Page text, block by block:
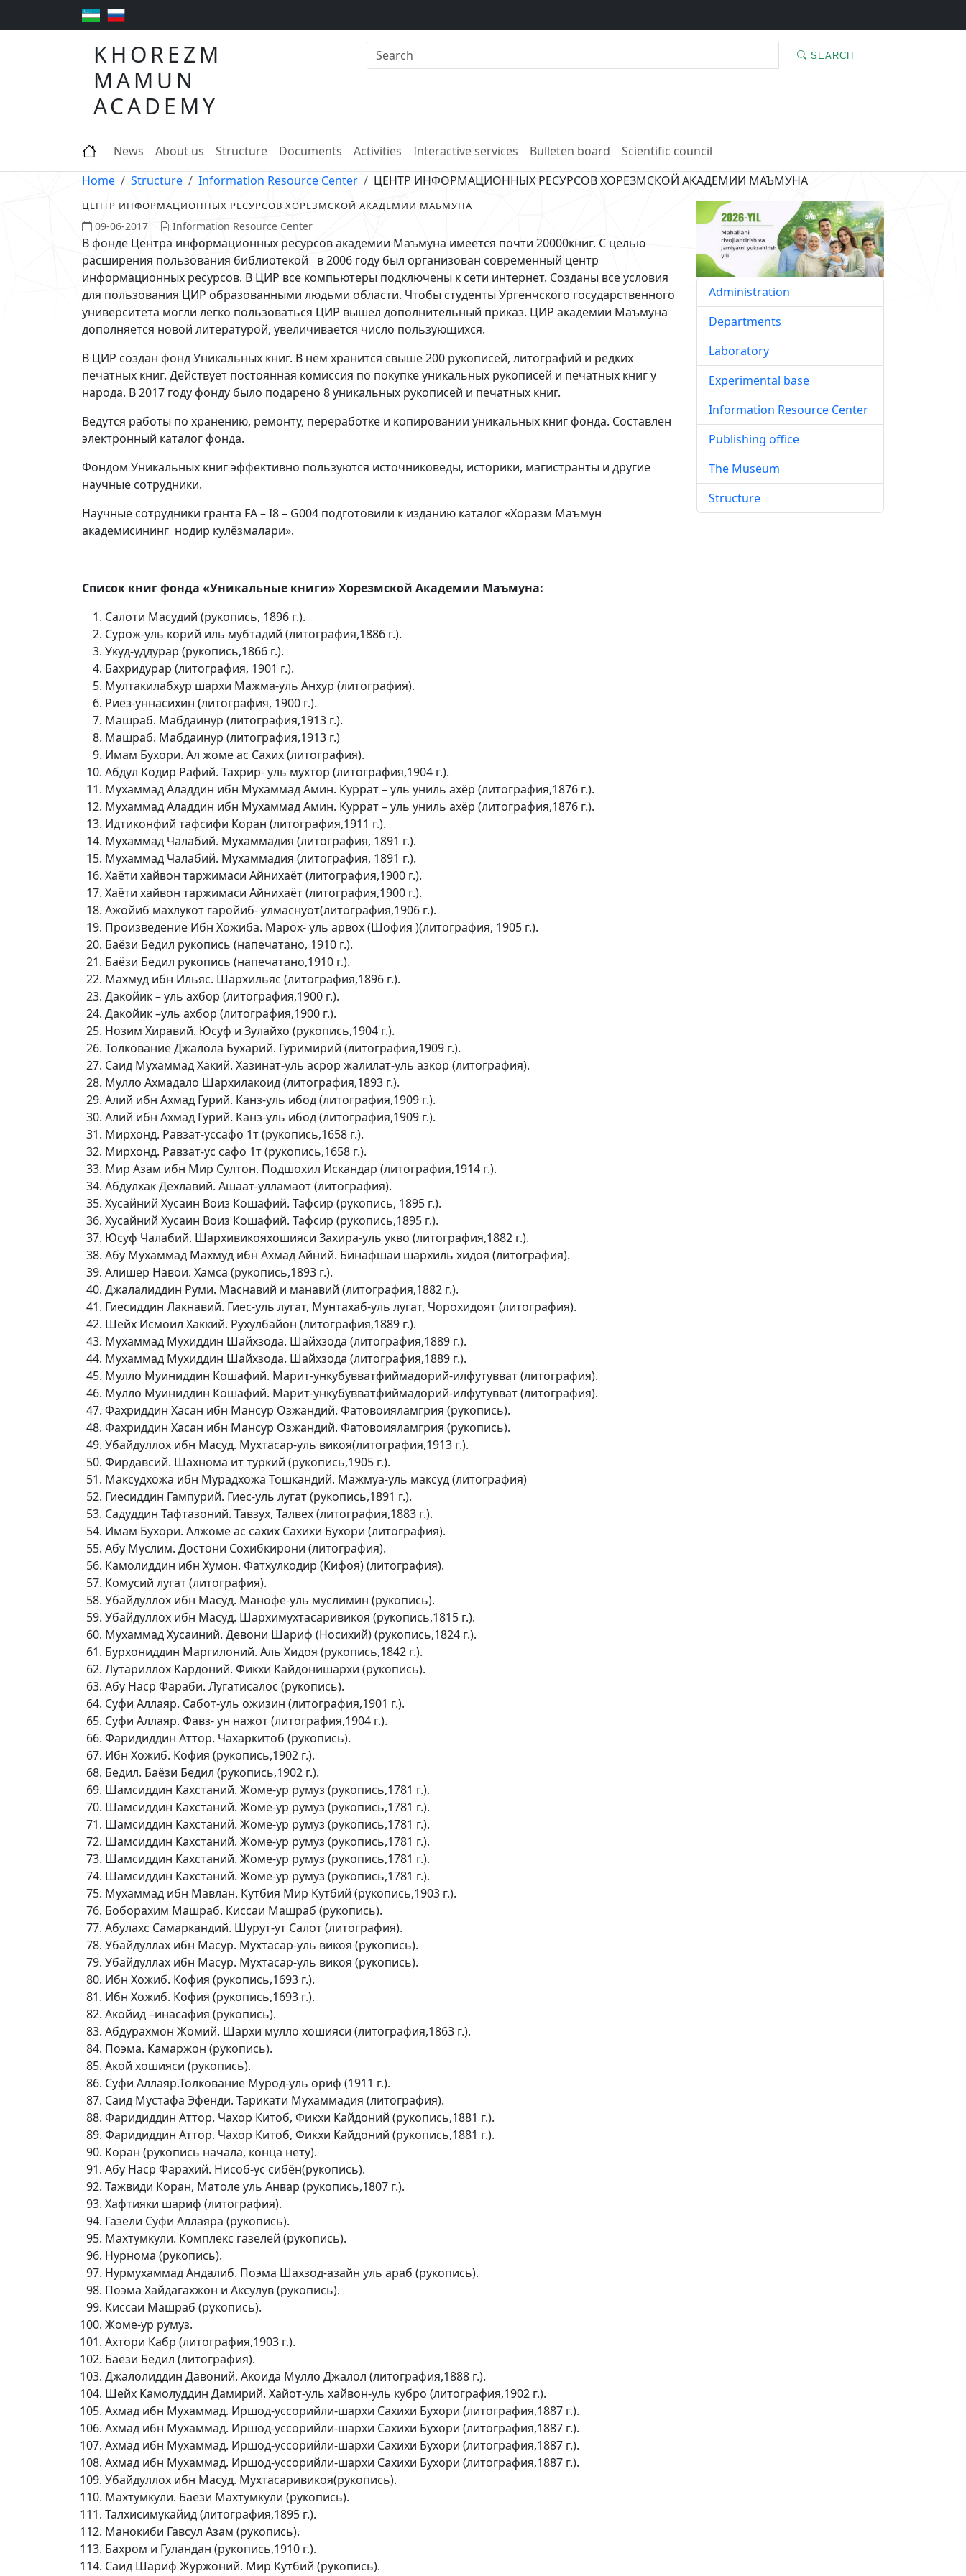
KHOREZM
MAMUN
ACADEMY
SEARCH
News About us Structure Documents Activities Interactive services Bulleten board
Scientific council
Home
Structure Information Resource Center ЦЕНТР ИНФОРМАЦИОННЫХ РЕСУРСОВ ХОРЕЗМСКОЙ АКАДЕМИИ МАЪМУНА
ЦЕНТР ИНФОРМАЦИОННЫХ РЕСУРСОВ ХОРЕЗМСКОЙ АКАДЕМИИ МАЪМУНА
09-06-2017 Information Resource Center
В фонде Центра информационных ресурсов академии Маъмуна имеется почти 20000книг. С целью
расширения пользования библиотекой в 2006 году был организован современный центр
информационных ресурсов. В ЦИР все компьютеры подключены к сети интернет. Созданы все условия
для пользования ЦИР образованными людьми области. Чтобы студенты Ургенчского государственного
университета могли легко пользоваться ЦИР вышел дополнительный приказ. ЦИР академии Маъмуна
дополняется новой литературой, увеличивается число пользующихся.
В ЦИР создан фонд Уникальных книг. В нём хранится свыше 200 рукописей, литографий и редких
печатных книг. Действует постоянная комиссия по покупке уникальных рукописей и печатных книг у
народа. В 2017 году фонду было подарено 8 уникальных рукописей и печатных книг.
Ведутся работы по хранению, ремонту, переработке и копировании уникальных книг фонда. Составлен
электронный каталог фонда.
Фондом Уникальных книг эффективно пользуются источниковеды, историки, магистранты и другие
научные сотрудники.
Научные сотрудники гранта FA – I8 – G004 подготовили к изданию каталог «Хоразм Маъмун
академисининг нодир кулёзмалари».
Список книг фонда «Уникальные книги» Хорезмской Академии Маъмуна:
Салоти Масудий (рукопись, 1896 г.).
Сурож-уль корий иль мубтадий (литография,1886 г.).
Укуд-уддурар (рукопись,1866 г.).
Бахридурар (литография, 1901 г.).
Мултакилабхур шархи Мажма-уль Анхур (литография).
Риёз-уннасихин (литография, 1900 г.).
Машраб. Мабдаинур (литография,1913 г.).
Машраб. Мабдаинур (литография,1913 г.)
Имам Бухори. Ал жоме ас Сахих (литография).
Абдул Кодир Рафий. Тахрир- уль мухтор (литография,1904 г.).
Мухаммад Аладдин ибн Мухаммад Амин. Куррат – уль униль ахёр (литография,1876 г.).
Мухаммад Аладдин ибн Мухаммад Амин. Куррат – уль униль ахёр (литография,1876 г.).
Идтиконфий тафсифи Коран (литография,1911 г.).
Мухаммад Чалабий. Мухаммадия (литография, 1891 г.).
Мухаммад Чалабий. Мухаммадия (литография, 1891 г.).
Хаёти хайвон таржимаси Айнихаёт (литография,1900 г.).
Хаёти хайвон таржимаси Айнихаёт (литография,1900 г.).
Ажойиб махлукот гаройиб- улмаснуот(литография,1906 г.).
Произведение Ибн Хожиба. Марох- уль арвох (Шофия )(литография, 1905 г.).
Баёзи Бедил рукопись (напечатано, 1910 г.).
Баёзи Бедил рукопись (напечатано,1910 г.).
Махмуд ибн Ильяс. Шархильяс (литография,1896 г.).
Дакойик – уль ахбор (литография,1900 г.).
Дакойик –уль ахбор (литография,1900 г.).
Нозим Хиравий. Юсуф и Зулайхо (рукопись,1904 г.).
Толкование Джалола Бухарий. Гуримирий (литография,1909 г.).
Саид Мухаммад Хакий. Хазинат-уль асрор жалилат-уль азкор (литография).
Мулло Ахмадало Шархилакоид (литография,1893 г.).
Алий ибн Ахмад Гурий. Канз-уль ибод (литография,1909 г.).
Алий ибн Ахмад Гурий. Канз-уль ибод (литография,1909 г.).
Мирхонд. Равзат-уссафо 1т (рукопись,1658 г.).
Мирхонд. Равзат-ус сафо 1т (рукопись,1658 г.).
Мир Азам ибн Мир Султон. Подшохил Искандар (литография,1914 г.).
Абдулхак Дехлавий. Ашаат-улламаот (литография).
Хусайний Хусаин Воиз Кошафий. Тафсир (рукопись, 1895 г.).
Хусайний Хусаин Воиз Кошафий. Тафсир (рукопись,1895 г.).
Юсуф Чалабий. Шархивикояхошияси Захира-уль укво (литография,1882 г.).
Абу Мухаммад Махмуд ибн Ахмад Айний. Бинафшаи шархиль хидоя (литография).
Алишер Навои. Хамса (рукопись,1893 г.).
Джалалиддин Руми. Маснавий и манавий (литография,1882 г.).
Гиесиддин Лакнавий. Гиес-уль лугат, Мунтахаб-уль лугат, Чорохидоят (литография).
Шейх Исмоил Хаккий. Рухулбайон (литография,1889 г.).
Мухаммад Мухиддин Шайхзода. Шайхзода (литография,1889 г.).
Мухаммад Мухиддин Шайхзода. Шайхзода (литография,1889 г.).
Мулло Муиниддин Кошафий. Марит-ункубувватфиймадорий-илфутувват (литография).
Мулло Муиниддин Кошафий. Марит-ункубувватфиймадорий-илфутувват (литография).
Фахриддин Хасан ибн Мансур Озжандий. Фатовоияламгрия (рукопись).
Фахриддин Хасан ибн Мансур Озжандий. Фатовоияламгрия (рукопись).
Убайдуллох ибн Масуд. Мухтасар-уль викоя(литография,1913 г.).
Фирдавсий. Шахнома ит туркий (рукопись,1905 г.).
Максудхожа ибн Мурадхожа Тошкандий. Мажмуа-уль максуд (литография)
Гиесиддин Гампурий. Гиес-уль лугат (рукопись,1891 г.).
Садуддин Тафтазоний. Тавзух, Талвех (литография,1883 г.).
Имам Бухори. Алжоме ас сахих Сахихи Бухори (литография).
Абу Муслим. Достони Сохибкирони (литография).
Камолиддин ибн Хумон. Фатхулкодир (Кифоя) (литография).
Комусий лугат (литография).
Убайдуллох ибн Масуд. Манофе-уль муслимин (рукопись).
Убайдуллох ибн Масуд. Шархимухтасаривикоя (рукопись,1815 г.).
Мухаммад Хусаиний. Девони Шариф (Носихий) (рукопись,1824 г.).
Бурхониддин Маргилоний. Аль Хидоя (рукопись,1842 г.).
Лутариллох Кардоний. Фикхи Кайдонишархи (рукопись).
Абу Наср Фараби. Лугатисалос (рукопись).
Суфи Аллаяр. Сабот-уль ожизин (литография,1901 г.).
Суфи Аллаяр. Фавз- ун нажот (литография,1904 г.).
Фаридиддин Аттор. Чахаркитоб (рукопись).
Ибн Хожиб. Кофия (рукопись,1902 г.).
Бедил. Баёзи Бедил (рукопись,1902 г.).
Шамсиддин Кахстаний. Жоме-ур румуз (рукопись,1781 г.).
Шамсиддин Кахстаний. Жоме-ур румуз (рукопись,1781 г.).
Шамсиддин Кахстаний. Жоме-ур румуз (рукопись,1781 г.).
Шамсиддин Кахстаний. Жоме-ур румуз (рукопись,1781 г.).
Шамсиддин Кахстаний. Жоме-ур румуз (рукопись,1781 г.).
Шамсиддин Кахстаний. Жоме-ур румуз (рукопись,1781 г.).
Мухаммад ибн Мавлан. Кутбия Мир Кутбий (рукопись,1903 г.).
Боборахим Машраб. Киссаи Машраб (рукопись).
Абулахс Самаркандий. Шурут-ут Салот (литография).
Убайдуллах ибн Масур. Мухтасар-уль викоя (рукопись).
Убайдуллах ибн Масур. Мухтасар-уль викоя (рукопись).
Ибн Хожиб. Кофия (рукопись,1693 г.).
Ибн Хожиб. Кофия (рукопись,1693 г.).
Акойид –инасафия (рукопись).
Абдурахмон Жомий. Шархи мулло хошияси (литография,1863 г.).
Поэма. Камаржон (рукопись).
Акой хошияси (рукопись).
Суфи Аллаяр.Толкование Мурод-уль ориф (1911 г.).
Саид Мустафа Эфенди. Тарикати Мухаммадия (литография).
Фаридиддин Аттор. Чахор Китоб, Фикхи Кайдоний (рукопись,1881 г.).
Фаридиддин Аттор. Чахор Китоб, Фикхи Кайдоний (рукопись,1881 г.).
Коран (рукопись начала, конца нету).
Абу Наср Фарахий. Нисоб-ус сибён(рукопись).
Тажвиди Коран, Матоле уль Анвар (рукопись,1807 г.).
Хафтияки шариф (литография).
Газели Суфи Аллаяра (рукопись).
Махтумкули. Комплекс газелей (рукопись).
Нурнома (рукопись).
Нурмухаммад Андалиб. Поэма Шахзод-азайн уль араб (рукопись).
Поэма Хайдагахжон и Аксулув (рукопись).
Киссаи Машраб (рукопись).
Жоме-ур румуз.
Ахтори Кабр (литография,1903 г.).
Баёзи Бедил (литография).
Джалолиддин Давоний. Акоида Мулло Джалол (литография,1888 г.).
Шейх Камолуддин Дамирий. Хайот-уль хайвон-уль кубро (литография,1902 г.).
Ахмад ибн Мухаммад. Иршод-уссорийли-шархи Сахихи Бухори (литография,1887 г.).
Ахмад ибн Мухаммад. Иршод-уссорийли-шархи Сахихи Бухори (литография,1887 г.).
Ахмад ибн Мухаммад. Иршод-уссорийли-шархи Сахихи Бухори (литография,1887 г.).
Ахмад ибн Мухаммад. Иршод-уссорийли-шархи Сахихи Бухори (литография,1887 г.).
Убайдуллох ибн Масуд. Мухтасаривикоя(рукопись).
Махтумкули. Баёзи Махтумкули (рукопись).
Талхисимукайид (литография,1895 г.).
Манокиби Гавсул Азам (рукопись).
Бахром и Гуландан (рукопись,1910 г.).
Саид Шариф Журжоний. Мир Кутбий (рукопись).
Administration
Departments
Laboratory
Experimental base
Information Resource Center
Publishing office
The Museum
Structure